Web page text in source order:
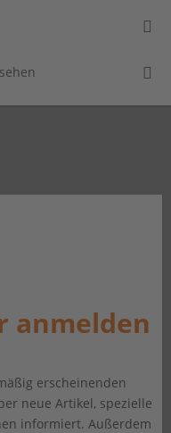
anmelden
erscheinenden
neue Artikel, spezielle
informiert. Außerdem